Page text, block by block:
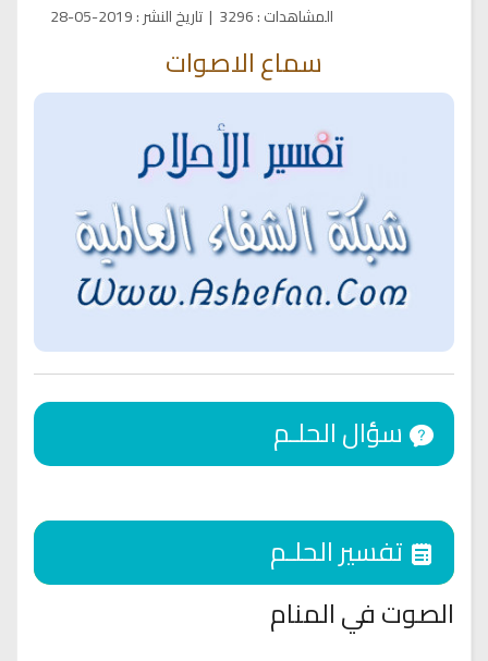
المشاهدات:
3296
| تاريخ النشر:
2019-05-28
سماع الاصوات
الصوت في المنام